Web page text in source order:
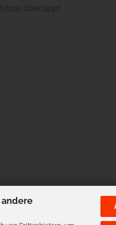
bzw. überlappt